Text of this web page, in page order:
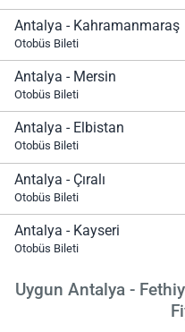
Antalya - Kahramanmaraş
Otobüs Bileti
Antalya - Mersin
Otobüs Bileti
Antalya - Elbistan
Otobüs Bileti
Antalya - Çıralı
Otobüs Bileti
Antalya - Kayseri
Otobüs Bileti
Uygun Antalya -